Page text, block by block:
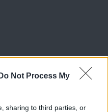
Do Not Process My
sharing to third parties, or